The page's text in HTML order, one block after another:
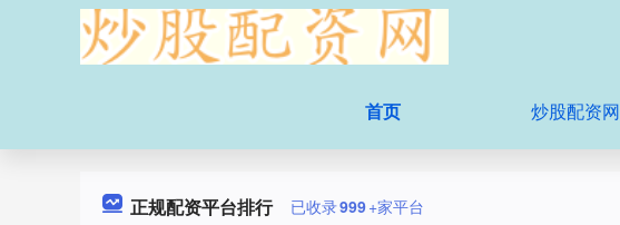
首页 炒股配资网
正规配资平台排行 已收录999+家平台